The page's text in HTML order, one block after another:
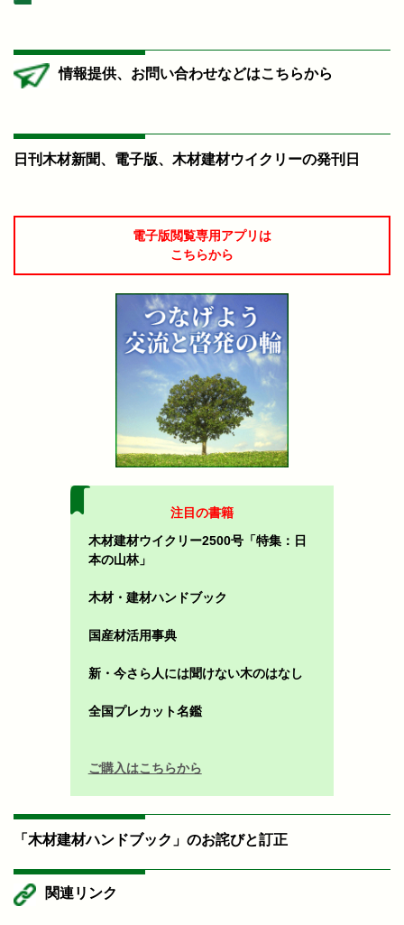
情報提供、お問い合わせなどはこちらから
日刊木材新聞、電子版、木材建材ウイクリーの発刊日
電子版閲覧専用アプリは
こちらから
注目の書籍
木材建材ウイクリー2500号「特集：日
本の山林」
木材・建材ハンドブック
国産材活用事典
新・今さら人には聞けない木のはなし
全国プレカット名鑑
ご購入はこちらから
「木材建材ハンドブック」のお詫びと訂正
関連リンク